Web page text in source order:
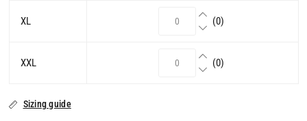
XL (0)
XXL (0)
Sizing guide